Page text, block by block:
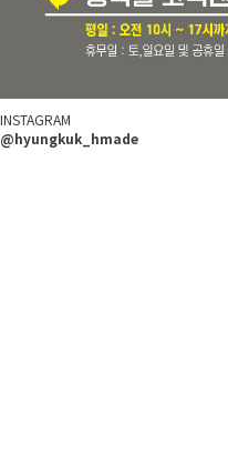
INSTAGRAM
@hyungkuk_hmade